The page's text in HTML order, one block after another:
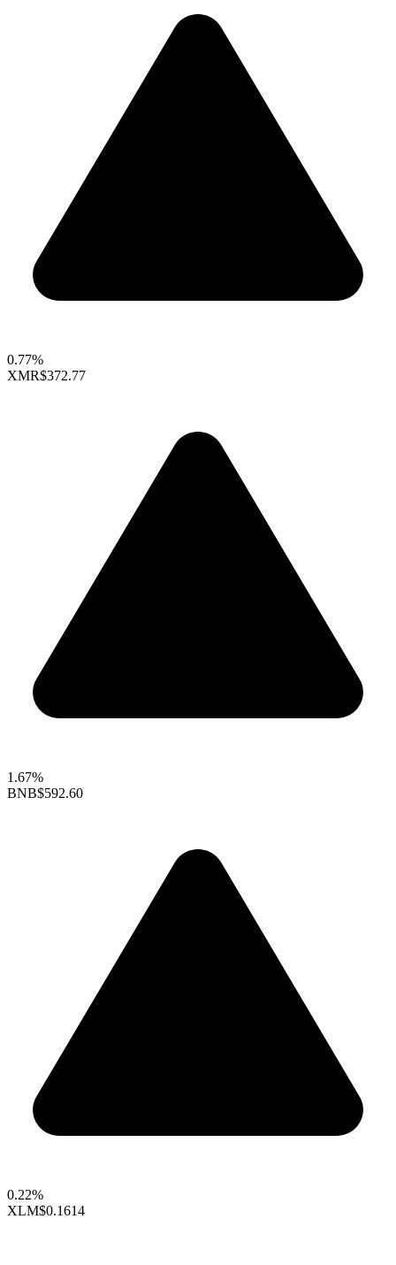
0.77%
XMR$372.77
1.67%
BNB$592.60
0.22%
XLM$0.1614